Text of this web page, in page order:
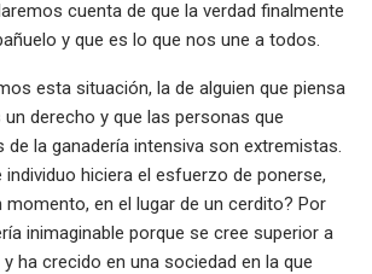
cuenta de que la verdad finalmente
y que es lo que nos une a todos.
esta situación, la de alguien que piensa
derecho y que las personas que
de la ganadería intensiva son extremistas.
individuo hiciera el esfuerzo de ponerse,
momento, en el lugar de un cerdito? Por
inimaginable porque se cree superior a
ha crecido en una sociedad en la que